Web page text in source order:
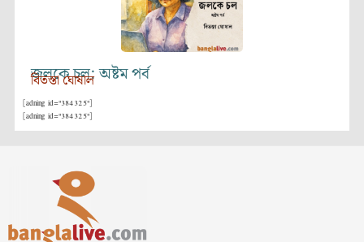
জলকে চল: অষ্টম পর্ব
বিতস্তা ঘোষাল
[adning id="384325"]
[adning id="384325"]